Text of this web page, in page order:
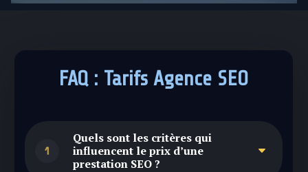
FAQ : Tarifs Agence SEO
Quels sont les critères qui
influencent le prix d’une
prestation SEO ?
C